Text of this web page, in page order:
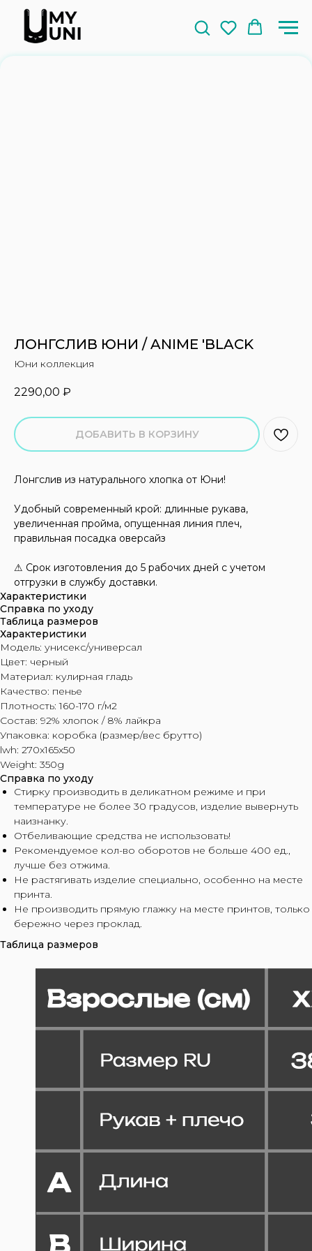
ЛОНГСЛИВ ЮНИ / ANIME 'BLACK
Юни коллекция
2290,00 ₽
ДОБАВИТЬ В КОРЗИНУ
Лонгслив из натурального хлопка от Юни!
Удобный современный крой: длинные рукава,
увеличенная пройма, опущенная линия плеч,
правильная посадка оверсайз
⚠ Срок изготовления до 5 рабочих дней с учетом
отгрузки в службу доставки.
Характеристики
Справка по уходу
Таблица размеров
Характеристики
Модель: унисекс/универсал
Цвет: черный
Материал: кулирная гладь
Качество: пенье
Плотность: 160-170 г/м2
Состав: 92% хлопок / 8% лайкра
Упаковка: коробка (размер/вес брутто)
lwh: 270x165x50
Weight: 350g
Справка по уходу
Стирку производить в деликатном режиме и при
температуре не более 30 градусов, изделие вывернуть
наизнанку.
Отбеливающие средства не использовать!
Рекомендуемое кол-во оборотов не больше 400 ед.,
лучше без отжима.
Не растягивать изделие специально, особенно на месте
принта.
Не производить прямую глажку на месте принтов, только
бережно через проклад.
Таблица размеров